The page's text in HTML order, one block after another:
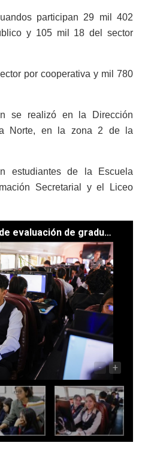
participan 29 mil 402
y 105 mil 18 del sector
por cooperativa y mil 780
se realizó en la Dirección
Norte, en la zona 2 de la
estudiantes de la Escuela
Secretarial y el Liceo
Mineduc continúa con de evaluación de graduandos del nivel diversificado. / Foto: Dickéns Zamora.
- +